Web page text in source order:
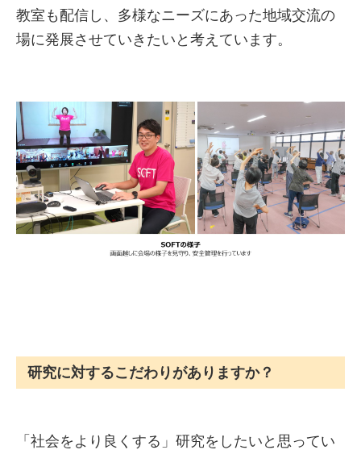
教室も配信し、多様なニーズにあった地域交流の
場に発展させていきたいと考えています。
研究に対するこだわりがありますか？
「社会をより良くする」研究をしたいと思ってい